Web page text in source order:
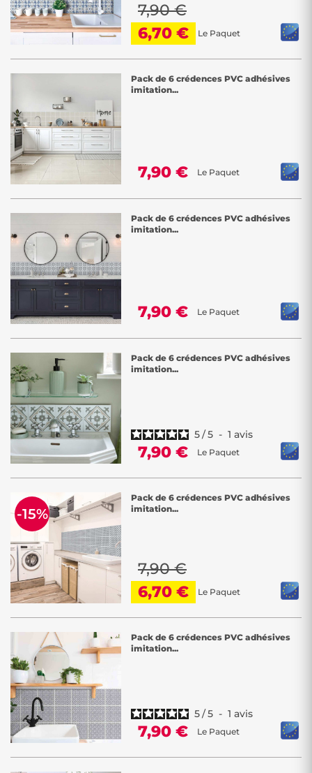
7,90 €
6,70 €
Le Paquet
Pack de 6 crédences PVC adhésives
imitation...
7,90 € Le Paquet
Pack de 6 crédences PVC adhésives
imitation...
7,90 € Le Paquet
Pack de 6 crédences PVC adhésives
imitation...
5/5 - 1 avis
7,90 € Le Paquet
Pack de 6 crédences PVC adhésives
imitation...
7,90 €
6,70 €
Le Paquet
-15%
Pack de 6 crédences PVC adhésives
imitation...
5/5 - 1 avis
7,90 € Le Paquet